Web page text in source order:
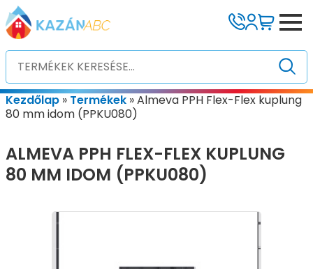
Kezdőlap » Termékek »Almeva PPH Flex-Flex kuplung
80 mm idom (PPKU080)
ALMEVA PPH FLEX-FLEX KUPLUNG
80 MM IDOM (PPKU080)